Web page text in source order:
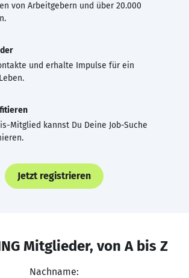
von Arbeitgebern und über 20.000
und erhalte Impulse für ein
Mitglied kannst Du Deine Job-Suche
Jetzt registrieren
Mitglieder, von A bis Z
Nachname: